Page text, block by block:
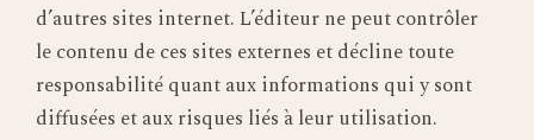
d’autres sites internet. L’éditeur ne peut contrôler
le contenu de ces sites externes et décline toute
responsabilité quant aux informations qui y sont
diffusées et aux risques liés à leur utilisation.